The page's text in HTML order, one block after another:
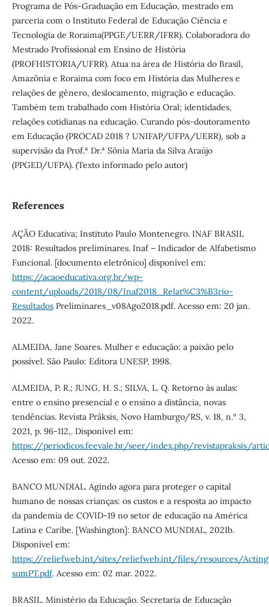
Programa de Pós-Graduação em Educação, mestrado em
parceria com o Instituto Federal de Educação Ciência e
Tecnologia de Roraima(PPGE/UERR/IFRR). Colaboradora do
Mestrado Profissional em Ensino de História
(PROFHISTORIA/UFRR). Atua na área de História do Brasil,
Amazônia e Roraima com foco em História das Mulheres e
relações de gênero, deslocamento, migração e educação.
Também tem trabalhado com História Oral; identidades,
relações cotidianas na educação. Curando pós-doutoramento
em Educação (PROCAD 2018 ? UNIFAP/UFPA/UERR), sob a
supervisão da Prof.ª Dr.ª Sônia Maria da Silva Araújo
(PPGED/UFPA). (Texto informado pelo autor)
References
AÇÃO Educativa; Instituto Paulo Montenegro. INAF BRASIL
2018: Resultados preliminares. Inaf – Indicador de Alfabetismo
Funcional. [documento eletrônico] disponível em:
https://acaoeducativa.org.br/wp-
content/uploads/2018/08/Inaf2018_Relat%C3%B3rio-
ResultadosPreliminares_v08Ago2018.pdf. Acesso em: 20 jan.
2022.
ALMEIDA, Jane Soares. Mulher e educação: a paixão pelo
possível. São Paulo: Editora UNESP, 1998.
ALMEIDA, P. R.; JUNG, H. S.; SILVA, L. Q. Retorno às aulas:
entre o ensino presencial e o ensino a distância, novas
tendências. Revista Prâksis, Novo Hamburgo/RS, v. 18, n.º 3,
2021, p. 96-112,. Disponível em:
https://periodicos.feevale.br/seer/index.php/revistapraksis/
Acesso em: 09 out. 2022.
BANCO MUNDIAL. Agindo agora para proteger o capital
humano de nossas crianças: os custos e a resposta ao impacto
da pandemia de COVID-19 no setor de educação na América
Latina e Caribe. [Washington]: BANCO MUNDIAL, 2021b.
Disponível em:
https://reliefweb.int/sites/reliefweb.int/files/resources/
sumPT.pdf. Acesso em: 02 mar. 2022.
BRASIL. Ministério da Educação. Secretaria de Educação